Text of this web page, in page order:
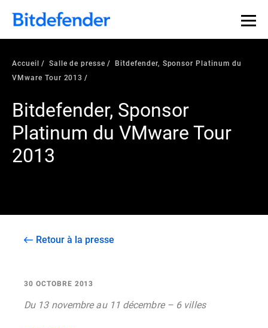
Accueil Salle de presse
Bitdefender, Sponsor Platinum du
VMware Tour 2013
Bitdefender, Sponsor
Platinum du VMware Tour
2013
Retour à la presse
30 OCTOBRE 2013
Du 13 novembre au 11 décembre – 6 villes